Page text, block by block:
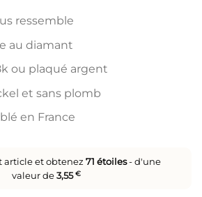
ressemble
au diamant
ou plaqué argent
et sans plomb
en France
article et obtenez 71 étoiles- d'une
valeur de3,55€